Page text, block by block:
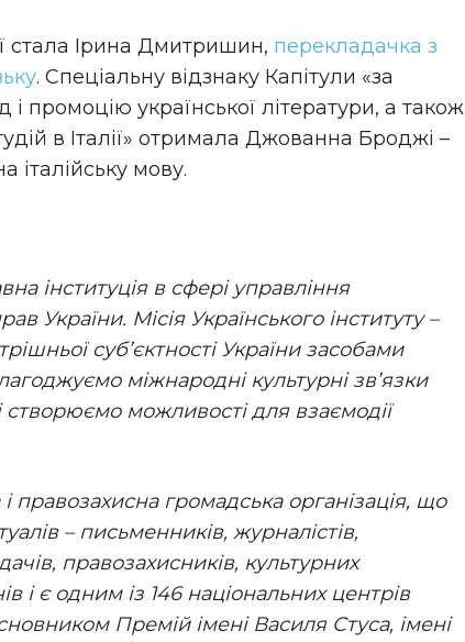
стала Ірина Дмитришин, перекладачка з
. Спеціальну відзнаку Капітули «за
промоцію української літератури, а також
в Італії» отримала Джованна Броджі –
італійську мову.
інституція в сфері управління
України. Місія Українського інституту –
суб’єктності України засобами
міжнародні культурні зв’язки
створюємо можливості для взаємодії
правозахисна громадська організація, що
– письменників, журналістів,
правозахисників, культурних
і є одним із 146 національних центрів
Премій імені Василя Стуса, імені